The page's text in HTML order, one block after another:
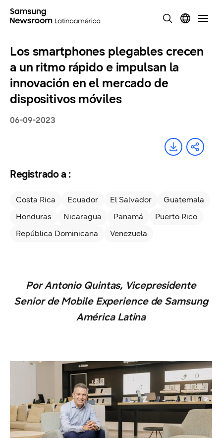
Los smartphones plegables crecen
a un ritmo rápido e impulsan la
innovación en el mercado de
dispositivos móviles
06-09-2023
Registrado a :
Costa Rica Ecuador El Salvador
Guatemala
Honduras
Nicaragua Panamá
Puerto Rico
República Dominicana
Venezuela
Por Antonio Quintas, Vicepresidente
Senior de Mobile Experience de Samsung
América Latina